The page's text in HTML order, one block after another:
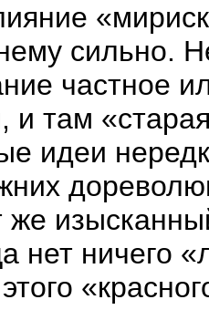
сильно.
частное
и там
идеи
же
нет ничего